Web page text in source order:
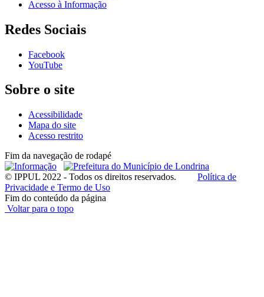
Acesso à Informação
Redes Sociais
Facebook
YouTube
Sobre o site
Acessibilidade
Mapa do site
Acesso restrito
Fim da navegação de rodapé
© IPPUL 2022 - Todos os direitos reservados. Política de
Privacidade e Termo de Uso
Fim do conteúdo da página
Voltar para o topo